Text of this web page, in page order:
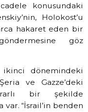
konusundaki
Holokost’u
hakaret eden bir
göz
dönemindeki
ve Gazze’deki
bir şekilde
“İsrail’in benden